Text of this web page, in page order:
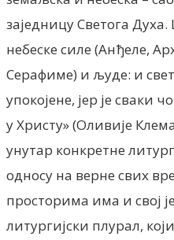
заједницу Светога
небеске силе (Анђеле,
Серафиме) и људе: и
упокојене, јер је сваки
у Христу» (Оливије
унутар конкретне
односу на верне свих
просторима има и свој
литургијски плурал,